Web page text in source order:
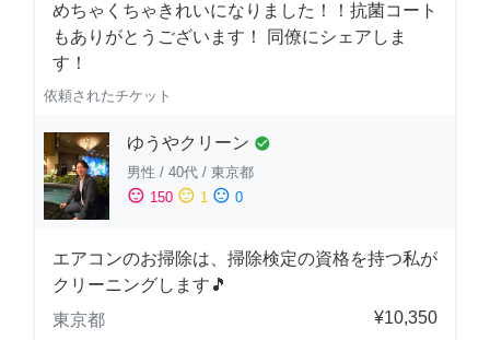
めちゃくちゃきれいになりました！！抗菌コート
もありがとうございます！ 同僚にシェアしま
す！
依頼されたチケット
ゆうやクリーン check_circle
男性 / 40代 / 東京都
sentiment_satisfied 150 sentiment_neutral 1 sentiment_dissatisfied 0
エアコンのお掃除は、掃除検定の資格を持つ私が
クリーニングします🎵
東京都
¥10,350